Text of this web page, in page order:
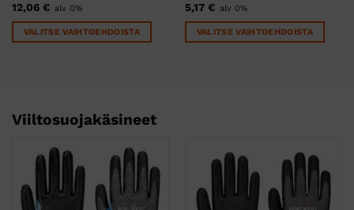
12,06 € alv 0%
VALITSE VAIHTOEHDOISTA
muunnelma.
valinnat
tuotteen
sivulla.
5,17 € alv 0%
VALITSE VAIHTOEHDOISTA
valinnat
tuotteen
sivulla.
Viiltosuojakäsineet